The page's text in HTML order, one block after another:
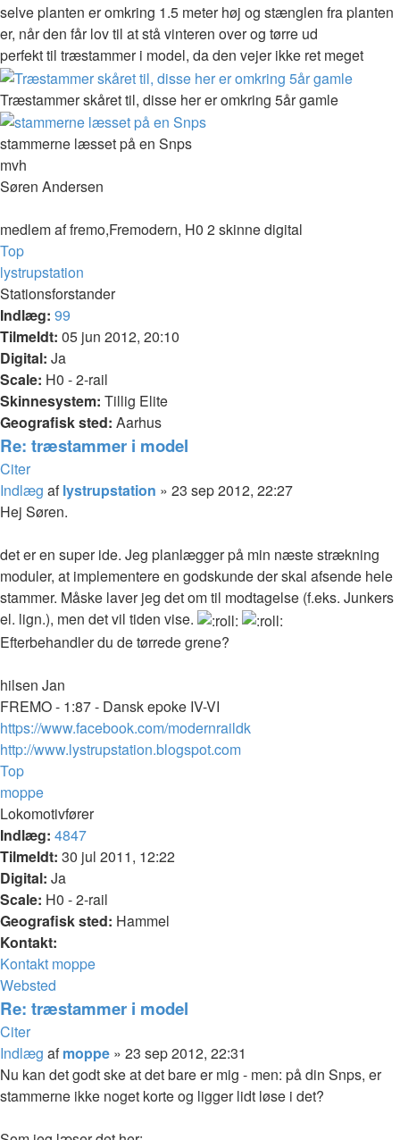
selve planten er omkring 1.5 meter høj og stænglen fra planten
er, når den får lov til at stå vinteren over og tørre ud
perfekt til træstammer i model, da den vejer ikke ret meget
Træstammer skåret til, disse her er omkring 5år gamle
stammerne læsset på en Snps
mvh
Søren Andersen
medlem af fremo,Fremodern, H0 2 skinne digital
Top
lystrupstation
Stationsforstander
Indlæg: 99
Tilmeldt: 05 jun 2012, 20:10
Digital: Ja
Scale: H0 - 2-rail
Skinnesystem: Tillig Elite
Geografisk sted: Aarhus
Re: træstammer i model
Citer
Indlæg aflystrupstation » 23 sep 2012, 22:27
Hej Søren.
det er en super ide. Jeg planlægger på min næste strækning
moduler, at implementere en godskunde der skal afsende hele
stammer. Måske laver jeg det om til modtagelse (f.eks. Junkers
el. lign.), men det vil tiden vise.
Efterbehandler du de tørrede grene?
hilsen Jan
FREMO - 1:87 - Dansk epoke IV-VI
https://www.facebook.com/modernraildk
http://www.lystrupstation.blogspot.com
Top
moppe
Lokomotivfører
Indlæg: 4847
Tilmeldt: 30 jul 2011, 12:22
Digital: Ja
Scale: H0 - 2-rail
Geografisk sted: Hammel
Kontakt:
Kontakt moppe
Websted
Re: træstammer i model
Citer
Indlæg afmoppe » 23 sep 2012, 22:31
Nu kan det godt ske at det bare er mig - men: på din Snps, er
stammerne ikke noget korte og ligger lidt løse i det?